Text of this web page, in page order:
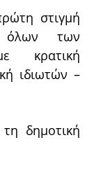
στιγμή
όλων των
κρατική
ιδιωτών –
δημοτική